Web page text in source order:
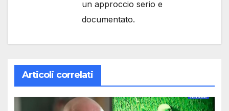
un approccio serio e
documentato.
Articoli correlati